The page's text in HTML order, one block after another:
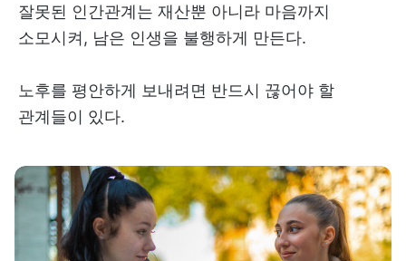
잘못된 인간관계는 재산뿐 아니라 마음까지
소모시켜, 남은 인생을 불행하게 만든다.
노후를 평안하게 보내려면 반드시 끊어야 할
관계들이 있다.